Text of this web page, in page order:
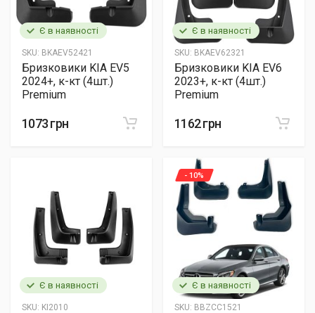
Є в наявності
SKU: BKAEV52421
Бризковики KIA EV5
2024+, к-кт (4шт.)
Premium
1073 грн
Є в наявності
SKU: BKAEV62321
Бризковики KIA EV6
2023+, к-кт (4шт.)
Premium
1162 грн
Є в наявності
SKU: KI2010
Є в наявності
SKU: BBZCC1521
- 10%